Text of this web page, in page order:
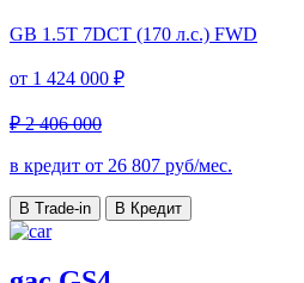
GB 1.5T 7DCT (170 л.с.) FWD
от 1 424 000 ₽
₽ 2 406 000
в кредит от 26 807 руб/мес.
В Trade-in В Кредит